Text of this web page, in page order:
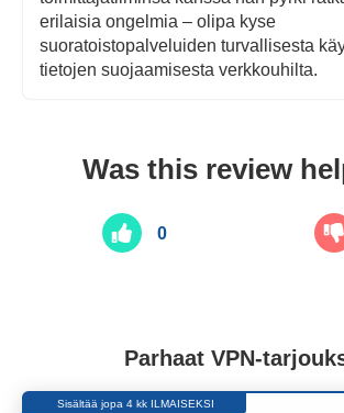
erilaisia ongelmia – olipa kyse
suoratoistopalveluiden turvallisesta
tietojen suojaamisesta verkkouhilta.
Was this review
0
Parhaat VPN-
Sisältää jopa 4 kk ILMAISEKSI